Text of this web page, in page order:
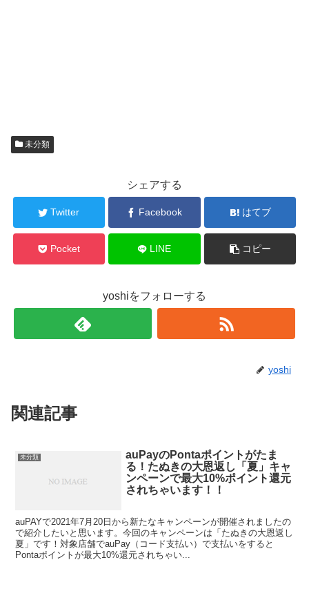
未分類
シェアする
Twitter Facebook はてブ
Pocket LINE コピー
yoshiをフォローする
yoshi
関連記事
未分類
auPayのPontaポイントがたま
る！たぬきの大恩返し「夏」キャ
ンペーンで最大10%ポイント還元
されちゃいます！！
auPAYで2021年7月20日から新たなキャンペーンが開催されましたの
で紹介したいと思います。今回のキャンペーンは「たぬきの大恩返し
夏」です！対象店舗でauPay（コード支払い）で支払いをすると
Pontaポイントが最大10%還元されちゃい...